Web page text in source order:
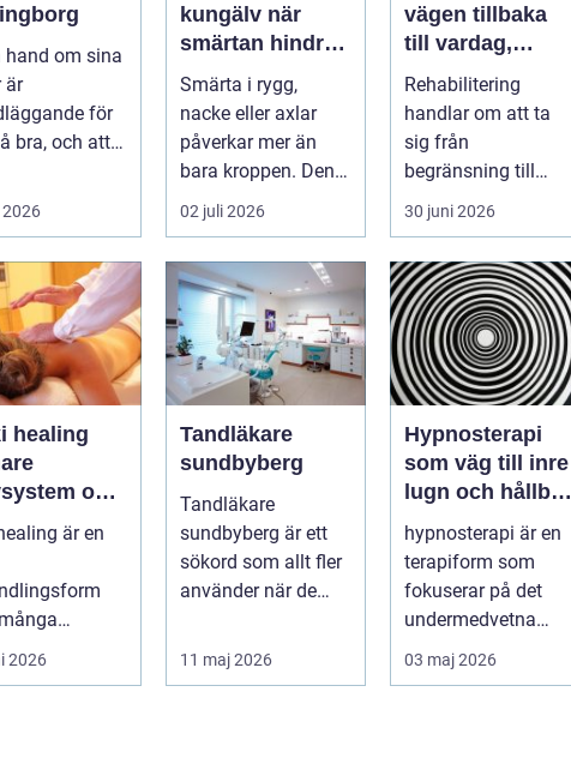
hand om sina
är
för
bra, och att
k...
2026
kungälv när
smärtan hindrar
vardagen
Smärta i rygg,
nacke eller axlar
påverkar mer än
bara kroppen. Den
kan störa sömnen,
göra det svårt ...
02 juli 2026
vägen tillbaka
till vardag,
styrka och
balans
Rehabilitering
handlar om att ta
sig från
begränsning till
möjligheter. Efter en
skada, sjukdom
elle...
30 juni 2026
healing
och
balans i
är en
som ett
till
2026
Tandläkare
sundbyberg
Tandläkare
sundbyberg är ett
sökord som allt fler
använder när de
tillgänglig ...
11 maj 2026
Hypnosterapi
som väg till inre
lugn och hållbar
förändring
hypnosterapi är en
terapiform som
fokuserar på det
undermedvetna
sinnet för att skapa
djup och hållb...
03 maj 2026